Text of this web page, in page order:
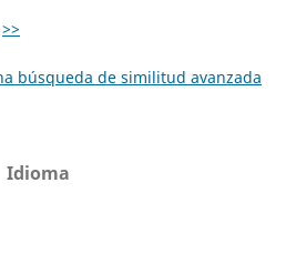
>>
búsqueda de similitud avanzada
Idioma